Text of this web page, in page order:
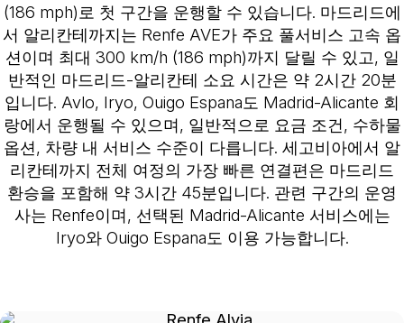
(186 mph)로 첫 구간을 운행할 수 있습니다. 마드리드에
서 알리칸테까지는 Renfe AVE가 주요 풀서비스 고속 옵
션이며 최대 300 km/h (186 mph)까지 달릴 수 있고, 일
반적인 마드리드-알리칸테 소요 시간은 약 2시간 20분
입니다. Avlo, Iryo, Ouigo Espana도 Madrid-Alicante 회
랑에서 운행될 수 있으며, 일반적으로 요금 조건, 수하물
옵션, 차량 내 서비스 수준이 다릅니다. 세고비아에서 알
리칸테까지 전체 여정의 가장 빠른 연결편은 마드리드
환승을 포함해 약 3시간 45분입니다. 관련 구간의 운영
사는 Renfe이며, 선택된 Madrid-Alicante 서비스에는
Iryo와 Ouigo Espana도 이용 가능합니다.